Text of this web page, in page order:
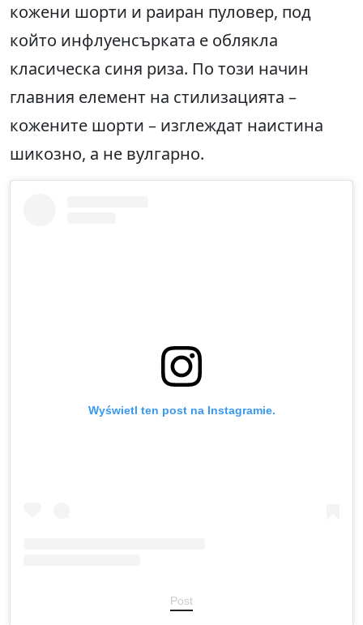
кожени шорти и раиран пуловер, под
който инфлуенсърката е облякла
класическа синя риза. По този начин
главния елемент на стилизацията –
кожените шорти – изглеждат наистина
шикозно, а не вулгарно.
Wyświetl ten post na Instagramie.
Post